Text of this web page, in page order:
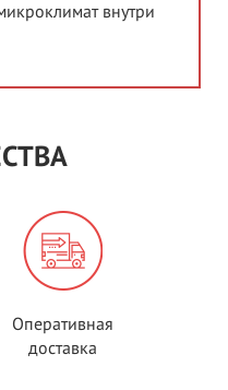
внутри
Оперативная
доставка